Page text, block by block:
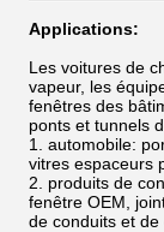
Applications:
Les voitures de
vapeur, les
fenêtres des
ponts et tunnels
1. automobile:
vitres espaceurs
2. produits de
fenêtre OEM,
de conduits et de